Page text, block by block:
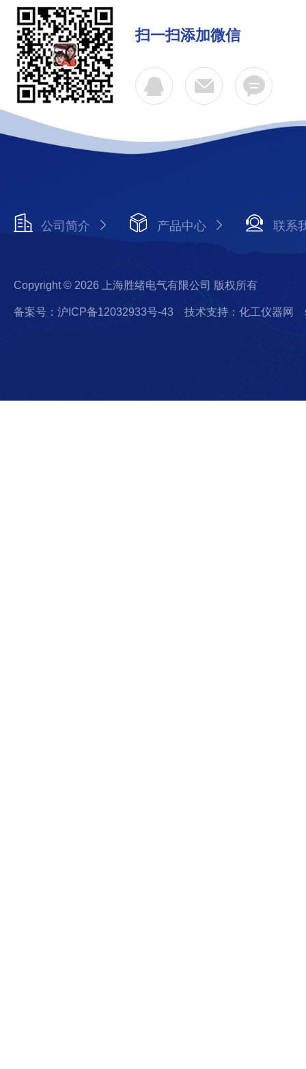
扫一扫添加微信
公司简介 产品中心 联系
Copyright © 2026 上海胜绪电气有限公司 版权所有
备案号：沪ICP备12032933号-43 技术支持：化工仪器网